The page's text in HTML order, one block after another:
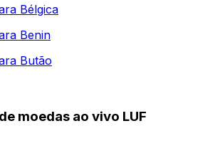
Bélgica
Benin
Butão
moedas ao vivo LUF